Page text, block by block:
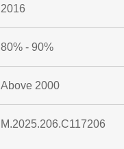
2016
80% - 90%
Above 2000
M.2025.206.C117206